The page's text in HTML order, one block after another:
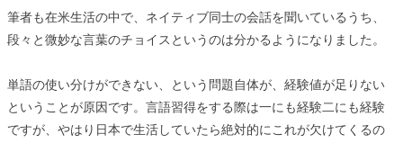
筆者も在米生活の中で、ネイティブ同士の会話を聞いているうち、
段々と微妙な言葉のチョイスというのは分かるようになりました。
単語の使い分けができない、という問題自体が、経験値が足りない
ということが原因です。言語習得をする際は一にも経験二にも経験
ですが、やはり日本で生活していたら絶対的にこれが欠けてくるの